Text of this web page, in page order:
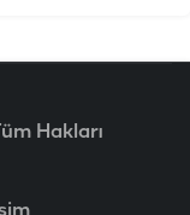
Hakları